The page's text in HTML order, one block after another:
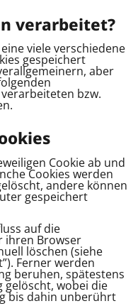
verarbeitet?
viele verschiedene
gespeichert
aber
bzw.
Cookie ab und
Cookies werden
andere können
gespeichert
auf die
ihren Browser
löschen (siehe
Ferner werden
beruhen, spätestens
gelöscht, wobei die
bis dahin unberührt